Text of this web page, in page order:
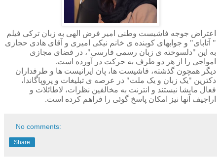
اعتراض جوجه فاشیست وطنی امیر فرض الهی به زبان ترکی فیلم
" آتابای" و جوابهای کوبنده ی خانم نیکی امیری و آقای هادی حجازی
به این "دلسوخته ی زبان رسمی فارسی"، در فضای مجازی
امواجی را از هر دو طرف به حرکت در آورده است.
دیگر همچون‌ گذشته، فاشیست ها، پان ایرانیست ها و طرفداران
دکترین "یک زبان و یک ملت" در عرصه ی تبلیغات و پروپاگاندا،
فعال مایشا نیستند و انترنت به مخالفین نظرات، لاطائلات و
اراجیف آنها نیز امکان پاسخ گوئی را فراهم‌ کرده است.‌
No comments:
Share